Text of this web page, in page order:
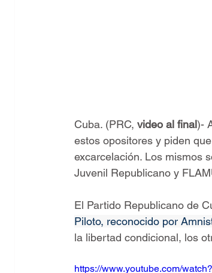
Cuba. (PRC, video al final)-
estos opositores y piden
excarcelación. Los mismos
Juvenil Republicano y
El Partido Republicano de
Piloto, reconocido por
la libertad condicional, los
https://www.youtube.com/